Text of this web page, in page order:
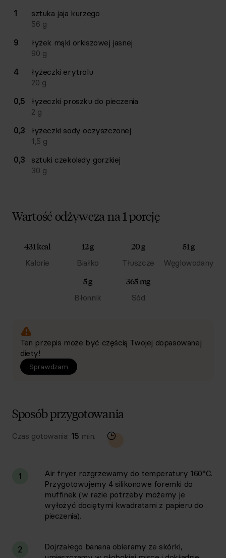
1
sztuka jaja kurzego
56 g
9
łyżek mąki orkiszowej jasnej
90 g
4
łyżeczki erytrolu
20 g
0,5
łyżeczki proszku do pieczenia
2 g
0,3
łyżeczki sody oczyszczonej
1,5 g
0,3
sztuki czekolady gorzkiej
30 g
Wartość odżywcza na 1 porcję
431 kcal
Kalorie
12 g
Białko
20 g
Tłuszcze
51 g
Węglowodany
5 g
Błonnik
365 mg
Sód
Ten przepis może być częścią Twojej dopasowanej
diety!
Sprawdzam
Sposób przygotowania
Czas gotowania: 15 min.
1
Air fryer rozgrzewamy do temperatury 160°C.
Przygotowujemy 4 silikonowe foremki do
muffinek (w razie potrzeby możemy je
wyłożyć dociętymi kwadratami z papieru do
pieczenia).
2
Dojrzałego banana obieramy ze skórki,